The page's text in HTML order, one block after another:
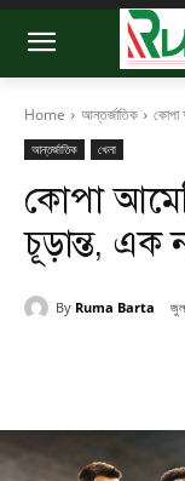
Home আন্তর্জাতিক কোপা
আন্তর্জাতিক খেলা
কোপা
চূড়ান্ত, এক
By Ruma Barta